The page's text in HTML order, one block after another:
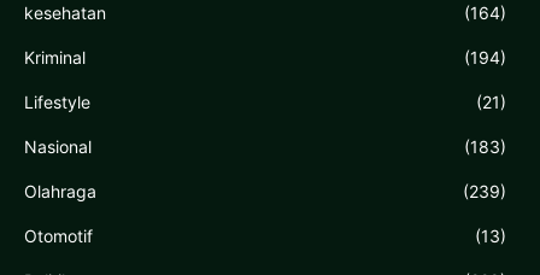
kesehatan (164)
Kriminal (194)
Lifestyle (21)
Nasional (183)
Olahraga (239)
Otomotif (13)